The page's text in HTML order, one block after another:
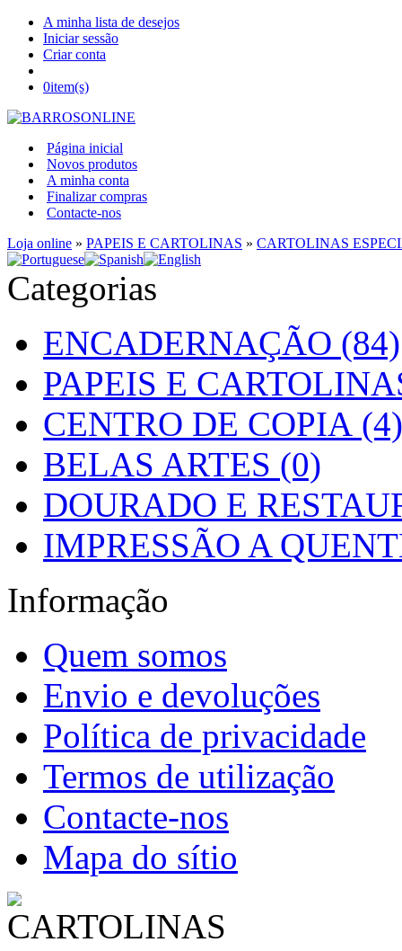
A minha lista de desejos
Iniciar sessão
Criar conta
0item(s)
Página inicial
Novos produtos
A minha conta
Finalizar compras
Contacte-nos
Loja online » PAPEIS E CARTOLINAS » CARTOLINAS
Categorias
ENCADERNAÇÃO (84)
PAPEIS E
CENTRO DE COPIA (4)
BELAS ARTES (0)
DOURADO E
IMPRESSÃO A
Informação
Quem somos
Envio e devoluções
Política de privacidade
Termos de utilização
Contacte-nos
Mapa do sítio